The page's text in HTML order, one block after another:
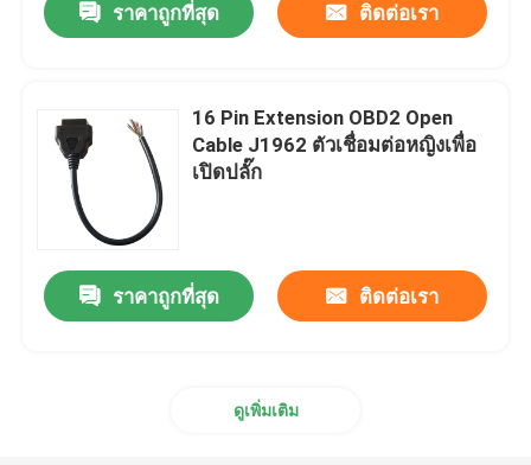
บ้าน
ราคาถูกที่สุด ติดต่อเรา
16 Pin Extension OBD2 Open
Cable J1962 ตัวเชื่อมต่อหญิงเพื่อ
เปิดปลั๊ก
ราคาถูกที่สุด ติดต่อเรา
ดูเพิ่มเติม